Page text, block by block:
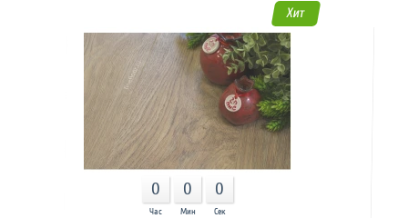
0
Час
0
Мин
0
Сек
Хит